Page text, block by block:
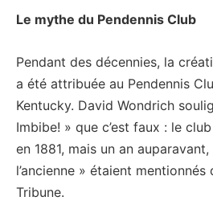
Le mythe du Pendennis Club
Pendant des décennies, la
a été attribuée au Pendennis
Kentucky. David Wondrich
Imbibe! » que c’est faux : le
en 1881, mais un an
l’ancienne » étaient mentionnés
Tribune.